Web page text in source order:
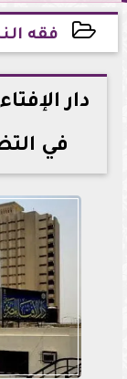
فقه
2026-06-24 15:41:52
دار
في